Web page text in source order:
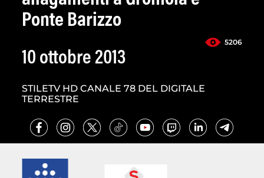
Ponte Barizzo
5206
10 ottobre 2013
STILETV HD CANALE 78 DEL DIGITALE
TERRESTRE